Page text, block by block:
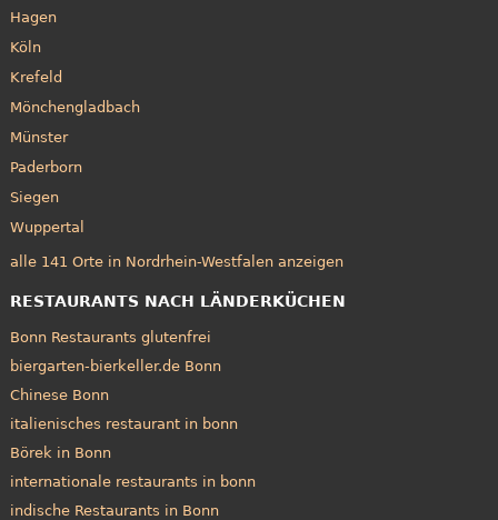
Hagen
Köln
Krefeld
Mönchengladbach
Münster
Paderborn
Siegen
Wuppertal
alle 141 Orte in Nordrhein-Westfalen anzeigen
RESTAURANTS NACH LÄNDERKÜCHEN
Bonn Restaurants glutenfrei
biergarten-bierkeller.de Bonn
Chinese Bonn
italienisches restaurant in bonn
Börek in Bonn
internationale restaurants in bonn
indische Restaurants in Bonn